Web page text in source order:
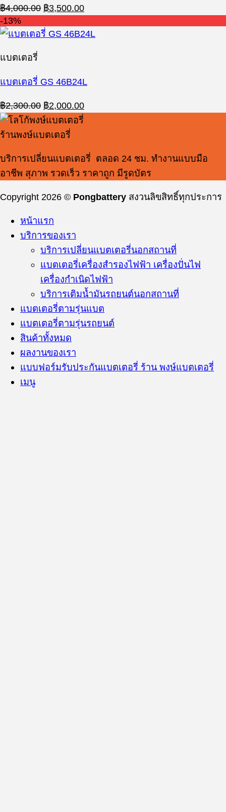
฿4,000.00 Original
price
was:
฿4,000.00.
฿3,500.00Current
price
is:
฿3,500.00.
-13%
แบตเตอรี่
แบตเตอรี่ GS 46B24L
฿2,300.00 Original
price
was:
฿2,300.00.
฿2,000.00Current
price
ร้านพงษ์แบตเตอรี่
บริการเปลี่ยนแบตเตอรี่ ตลอด 24 ชม. ทำงานแบบมือ
อาชีพ สุภาพ รวดเร็ว ราคาถูก มีรูดบัตร
Copyright 2026 © Pongbattery สงวนลิขสิทธิ์ทุกประการ
หน้าแรก
บริการของเรา
บริการเปลี่ยนแบตเตอรี่นอกสถานที่
แบตเตอรี่เครื่องสำรองไฟฟ้า เครื่องปั่นไฟ
เครื่องกำเนิดไฟฟ้า
บริการเติมน้ำมันรถยนต์นอกสถานที่
แบตเตอรี่ตามรุ่นแบต
แบตเตอรี่ตามรุ่นรถยนต์
สินค้าทั้งหมด
ผลงานของเรา
แบบฟอร์มรับประกันแบตเตอรี่ ร้าน พงษ์แบตเตอรี่
เมนู